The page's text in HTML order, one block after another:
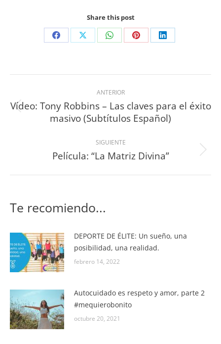
Share this post
ANTERIOR
Vídeo: Tony Robbins – Las claves para el éxito
masivo (Subtítulos Español)
SIGUIENTE
Película: “La Matriz Divina”
Te recomiendo...
DEPORTE DE ÉLITE: Un sueño, una
posibilidad, una realidad.
febrero 14, 2022
Autocuidado es respeto y amor, parte 2
#mequierobonito
octubre 20, 2021